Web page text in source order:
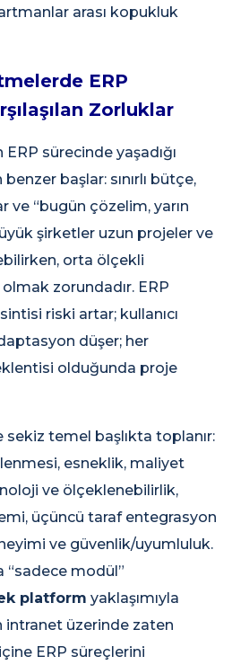
arası kopukluk
ERP
Zorluklar
sürecinde yaşadığı
başlar: sınırlı bütçe,
ve “bugün çözelim, yarın
şirketler uzun projeler ve
orta ölçekli
zorundadır. ERP
riski artar; kullanıcı
düşer; her
olduğunda proje
temel başlıkta toplanır:
esneklik, maliyet
ve ölçeklenebilirlik,
üçüncü taraf entegrasyon
ve güvenlik/uyumluluk.
“sadece modül”
platform yaklaşımıyla
intranet üzerinde zaten
ERP süreçlerini